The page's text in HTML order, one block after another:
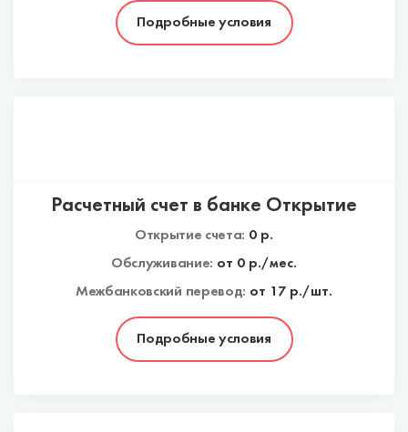
Подробные условия
Подробные условия
Расчетный счет в банке Открытие
Открытие счета: 0 р.
Обслуживание: от 0р./мес.
Межбанковский перевод: от 17 р./шт.